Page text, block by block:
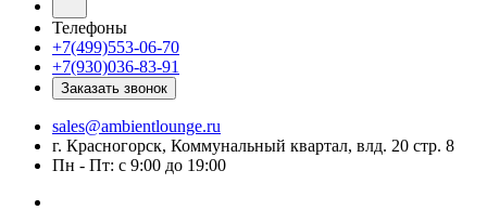
Телефоны
+7(499)553-06-70
+7(930)036-83-91
Заказать звонок
sales@ambientlounge.ru
г. Красногорск, Коммунальный квартал, влд. 20 стр. 8
Пн - Пт: с 9:00 до 19:00